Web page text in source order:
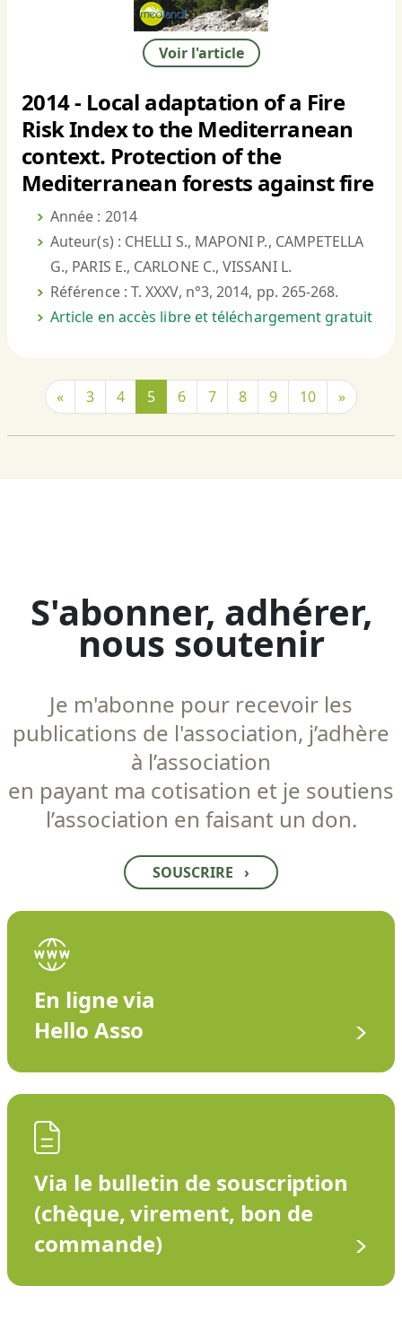
Voir l'article
2014 - Local adaptation of a Fire
Risk Index to the Mediterranean
context. Protection of the
Mediterranean forests against fire
Année : 2014
Auteur(s) : CHELLI S., MAPONI P., CAMPETELLA
G., PARIS E., CARLONE C., VISSANI L.
Référence : T. XXXV, n°3, 2014, pp. 265-268.
Article en accès libre et téléchargement gratuit
« 3 4 5 6 7 8 9 10 »
S'abonner, adhérer,
nous soutenir
Je m'abonne pour recevoir les
publications de l'association, j’adhère
à l’association
en payant ma cotisation et je soutiens
l’association en faisant un don.
SOUSCRIRE ›
En ligne via
Hello Asso
Via le bulletin de souscription
(chèque, virement, bon de
commande)